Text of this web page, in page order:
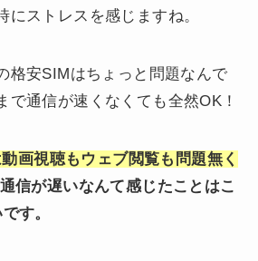
にストレスを感じますね。
格安SIMはちょっと問題なんで
で通信が速くなくても全然OK！
画視聴もウェブ閲覧も問題無く
通信が遅いなんて感じたことはこ
す。